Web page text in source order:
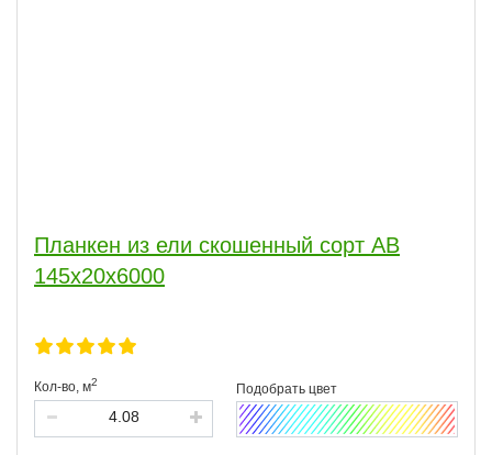
Планкен из ели скошенный сорт АВ
145x20x6000
Кол-во, м2